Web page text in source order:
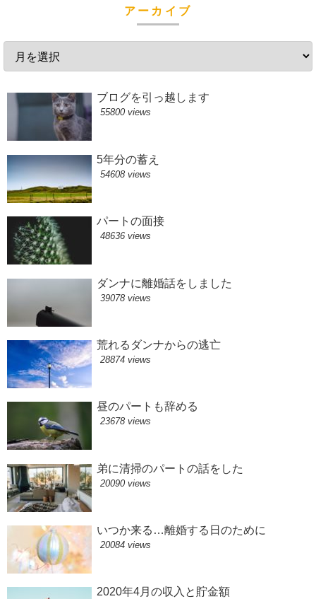
アーカイブ
ブログを引っ越します
55800 views
5年分の蓄え
54608 views
パートの面接
48636 views
ダンナに離婚話をしました
39078 views
荒れるダンナからの逃亡
28874 views
昼のパートも辞める
23678 views
弟に清掃のパートの話をした
20090 views
いつか来る…離婚する日のために
20084 views
2020年4月の収入と貯金額